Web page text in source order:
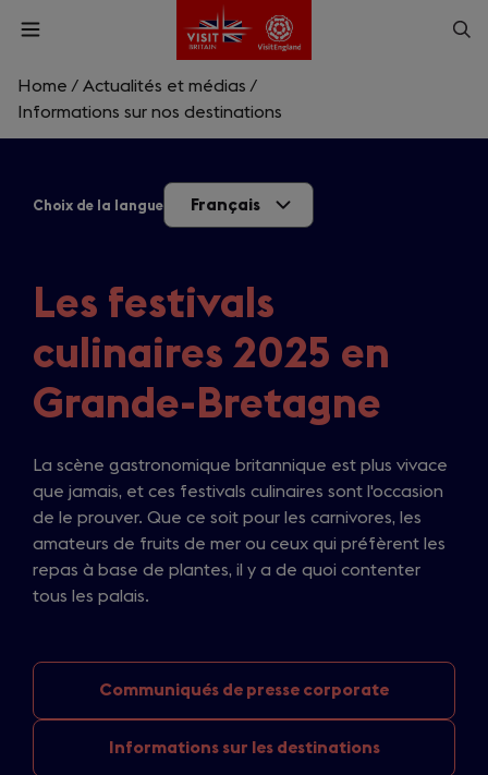
Skip
content
Open
What are you looking for?
Enter
a
Home / Actualités et médias /
Informations sur nos destinations
Choix de la langue Français
Les festivals
culinaires 2025 en
Grande-Bretagne
La scène gastronomique britannique est plus vivace
que jamais, et ces festivals culinaires sont l'occasion
de le prouver. Que ce soit pour les carnivores, les
amateurs de fruits de mer ou ceux qui préfèrent les
repas à base de plantes, il y a de quoi contenter
tous les palais.
Communiqués de presse corporate
Informations sur les destinations